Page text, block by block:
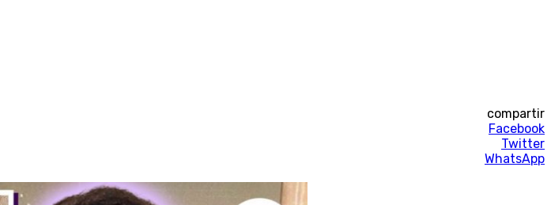
compartir
Facebook
Twitter
WhatsApp